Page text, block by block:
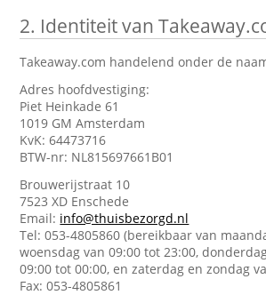
2. Identiteit van
Takeaway.com handelend onder de
Adres hoofdvestiging:
Piet Heinkade 61
1019 GM Amsterdam
KvK: 64473716
BTW-nr: NL815697661B01
Brouwerijstraat 10
7523 XD Enschede
Email: info@thuisbezorgd.nl
Tel: 053-4805860 (bereikbaar van
woensdag van 09:00 tot 23:00,
09:00 tot 00:00, en zaterdag en zondag
Fax: 053-4805861